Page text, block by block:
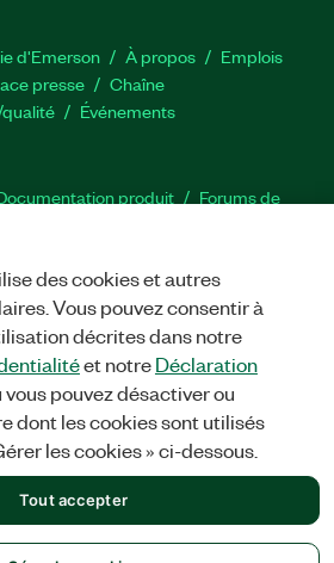
d'Emerson À propos
Emplois
presse
Chaîne
Événements
produit
Forums de
TwitterYouTube
CORP. TOUS DROITS RÉSERVÉS.
des cookies et autres
Vous pouvez consentir à
décrites dans notre
et notreDéclaration
vous pouvez désactiver ou
dont les cookies sont utilisés
les cookies » ci-dessous.
Tout accepter